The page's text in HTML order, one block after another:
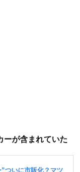
ーが含まれていた